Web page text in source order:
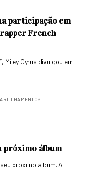
participação em
French
Miley Cyrus divulgou em
próximo álbum
próximo álbum. A